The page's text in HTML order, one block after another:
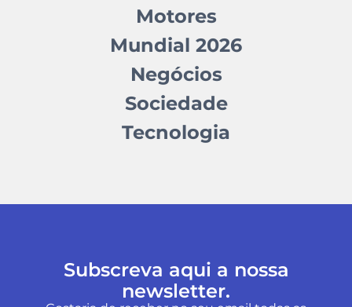
Motores
Mundial 2026
Negócios
Sociedade
Tecnologia
Subscreva aqui a nossa
newsletter.